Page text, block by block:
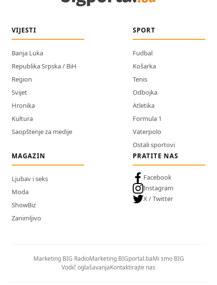
VIJESTI
Banja Luka
Republika Srpska / BiH
Region
Svijet
Hronika
Kultura
Saopštenje za medije
SPORT
Fudbal
Košarka
Tenis
Odbojka
Atletika
Formula 1
Vaterpolo
Ostali sportovi
MAGAZIN
Ljubav i seks
Moda
ShowBiz
Zanimljivo
PRATITE NAS
Facebook
Instagram
X / Twitter
Marketing BIG RadioMarketing BIGportal.baMi smo BIG
Vodič oglašavanjaKontaktirajte nas